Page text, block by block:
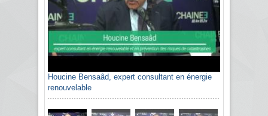
Houcine Bensaâd, expert consultant en énergie
renouvelable